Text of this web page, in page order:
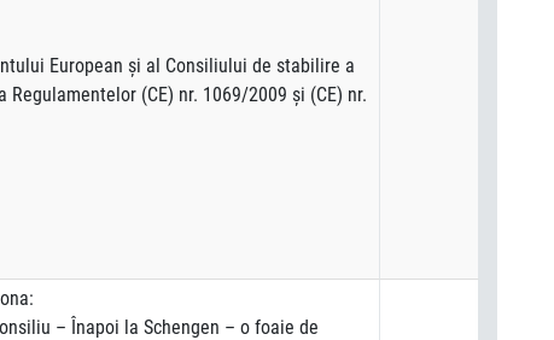
European şi al Consiliului de stabilire a
(CE) nr. 1069/2009 şi (CE) nr.
– Înapoi la Schengen – o foaie de